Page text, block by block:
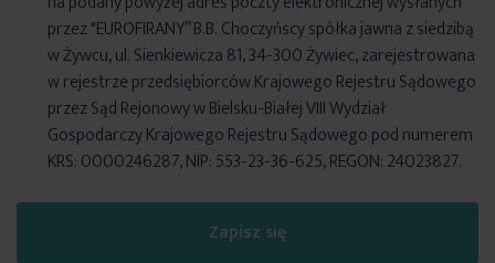
Zapisz się
przez "EUROFIRANY” B.B. Choczyńscy spółka jawna z siedzibą
w Żywcu, ul. Sienkiewicza 81, 34-300 Żywiec, zarejestrowana
w rejestrze przedsiębiorców Krajowego Rejestru Sądowego
przez Sąd Rejonowy w Bielsku-Białej VIII Wydział
Gospodarczy Krajowego Rejestru Sądowego pod numerem
KRS: 0000246287, NIP: 553-23-36-625, REGON: 24023827.